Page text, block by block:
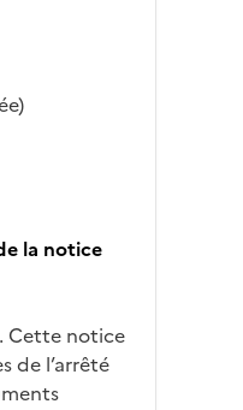
la notice
Cette notice
de l’arrêté